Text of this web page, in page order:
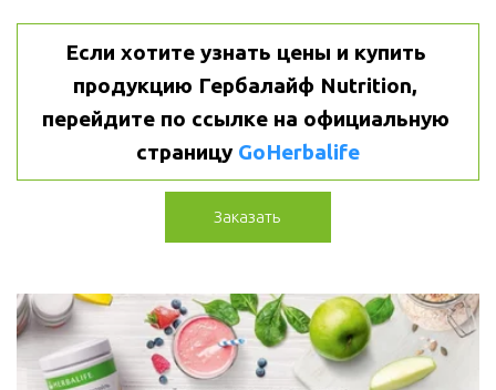
Если хотите узнать цены и купить
продукцию Гербалайф Nutrition,
перейдите по ссылке на официальную
страницу GoHerbalife
Заказать